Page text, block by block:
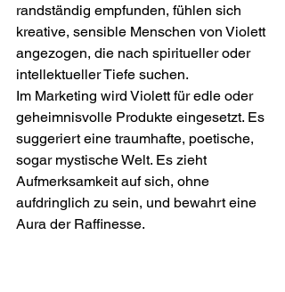
randständig empfunden, fühlen sich
kreative, sensible Menschen von Violett
angezogen, die nach spiritueller oder
intellektueller Tiefe suchen.
Im Marketing wird Violett für edle oder
geheimnisvolle Produkte eingesetzt. Es
suggeriert eine traumhafte, poetische,
sogar mystische Welt. Es zieht
Aufmerksamkeit auf sich, ohne
aufdringlich zu sein, und bewahrt eine
Aura der Raffinesse.